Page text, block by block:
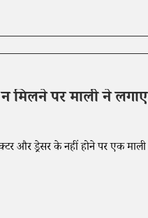
मिलने पर माली ने लगाए
और ड्रेसर के नहीं होने पर एक माली